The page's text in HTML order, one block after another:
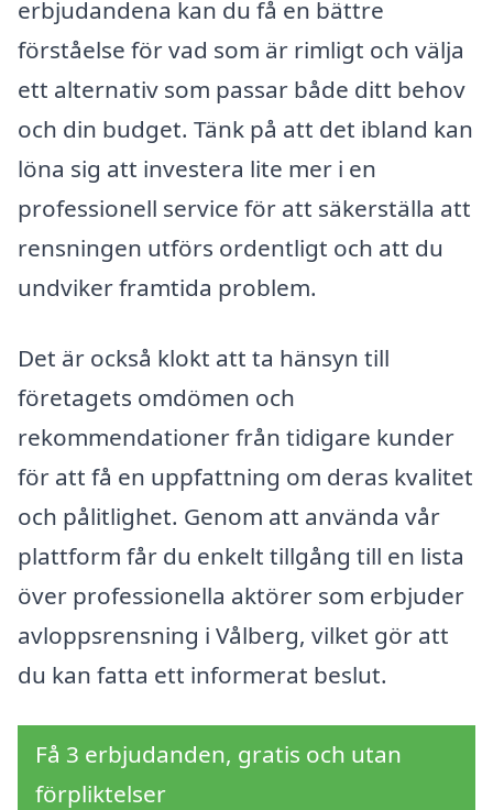
erbjudandena kan du få en bättre
förståelse för vad som är rimligt och välja
ett alternativ som passar både ditt behov
och din budget. Tänk på att det ibland kan
löna sig att investera lite mer i en
professionell service för att säkerställa att
rensningen utförs ordentligt och att du
undviker framtida problem.
Det är också klokt att ta hänsyn till
företagets omdömen och
rekommendationer från tidigare kunder
för att få en uppfattning om deras kvalitet
och pålitlighet. Genom att använda vår
plattform får du enkelt tillgång till en lista
över professionella aktörer som erbjuder
avloppsrensning i Vålberg, vilket gör att
du kan fatta ett informerat beslut.
Få 3 erbjudanden, gratis och utan
förpliktelser